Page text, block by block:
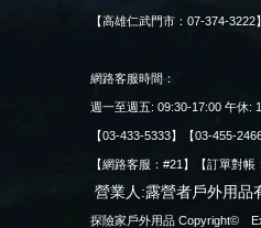
【高雄仁武門市：07-374-3222】
網路客服時間：
週一至週五: 09:30-17:00 午休:
【03-433-5333】【03-455-2466
【網路客服：#21】【訂單對帳
營業人:露營者戶外用品
探險家戶外用品 Copyright©